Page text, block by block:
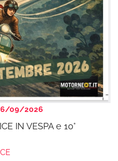
09/2026
IN VESPA e 10°